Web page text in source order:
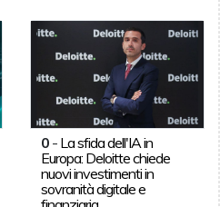
0 - La sfida dell'IA in
Europa: Deloitte chiede
nuovi investimenti in
sovranità digitale e